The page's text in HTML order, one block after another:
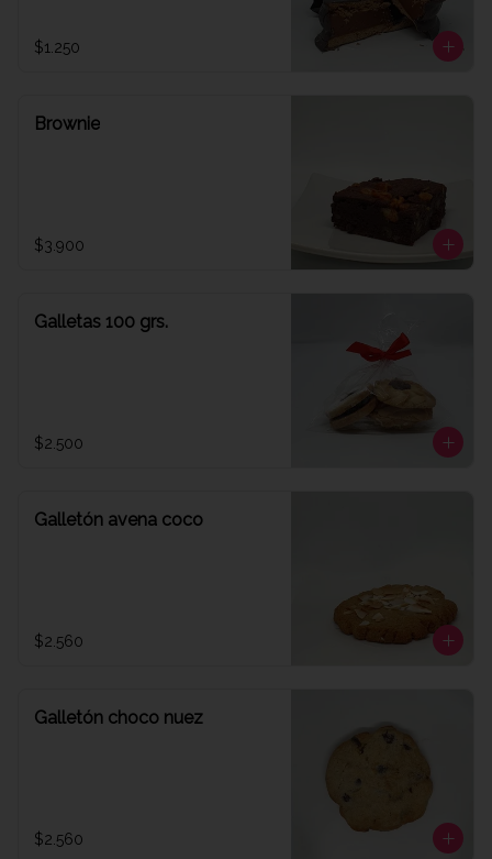
$1.250
Brownie
$3.900
Galletas 100 grs.
$2.500
Galletón avena coco
$2.560
Galletón choco nuez
$2.560